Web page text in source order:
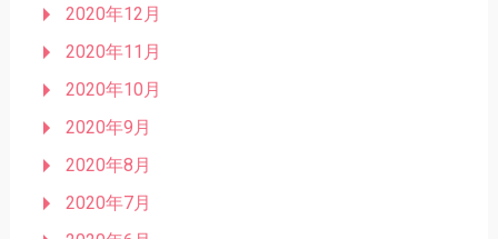
2020年12月
2020年11月
2020年10月
2020年9月
2020年8月
2020年7月